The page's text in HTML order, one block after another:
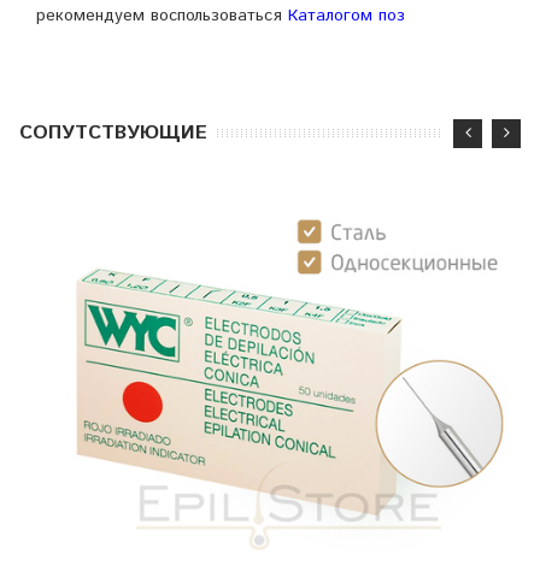
рекомендуем воспользоваться Каталогом поз
CОПУТСТВУЮЩИЕ